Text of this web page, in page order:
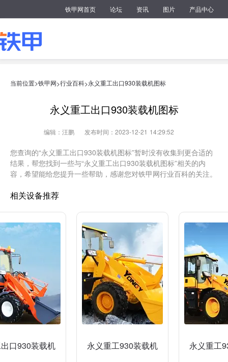
铁甲网首页 论坛 资讯 图片 产品中心
当前位置>铁甲网>行业百科>永义重工出口930装载机图标
永义重工出口930装载机图标
编辑：汪鹏 发布时间：2023-12-21 14:29:52
您查询的“永义重工出口930装载机图标”暂时没有收集到更合适的
结果，帮您找到一些与“永义重工出口930装载机图标”相关的内
容，希望能给您提升一些帮助，感谢您对铁甲网行业百科的关注。
相关设备推荐
口930装载机 永义重工930装载机 永义重工